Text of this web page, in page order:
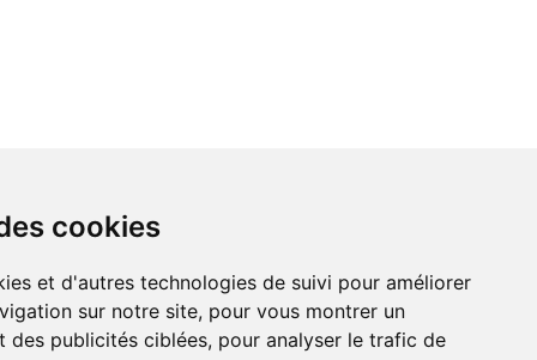
cookies
et d'autres technologies de suivi pour améliorer
sur notre site, pour vous montrer un
des publicités ciblées, pour analyser le trafic de